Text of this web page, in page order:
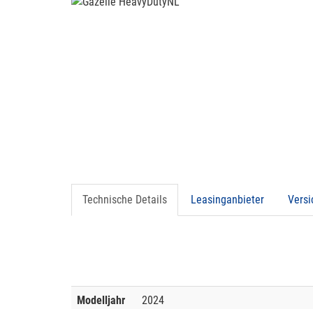
Technische Details Leasinganbieter
Modelljahr 2024